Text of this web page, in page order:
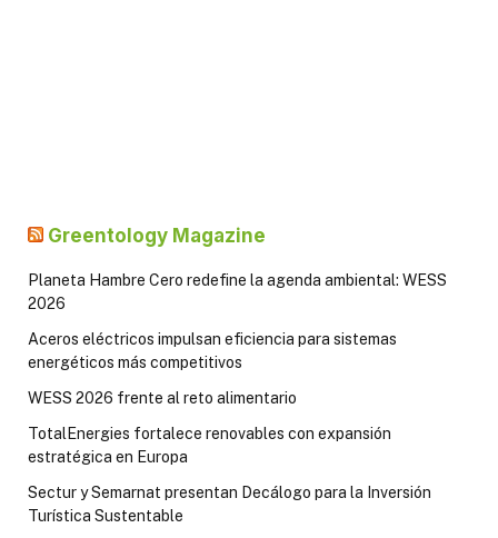
Greentology Magazine
Planeta Hambre Cero redefine la agenda ambiental: WESS
2026
Aceros eléctricos impulsan eficiencia para sistemas
energéticos más competitivos
WESS 2026 frente al reto alimentario
TotalEnergies fortalece renovables con expansión
estratégica en Europa
Sectur y Semarnat presentan Decálogo para la Inversión
Turística Sustentable